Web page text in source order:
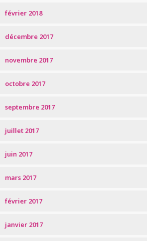
février 2018
décembre 2017
novembre 2017
octobre 2017
septembre 2017
juillet 2017
juin 2017
mars 2017
février 2017
janvier 2017